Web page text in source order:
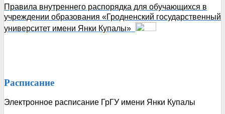
Правила внутреннего распорядка для обучающихся в
учреждении образования «Гродненский государственный
университет имени Янки Купалы»
Расписание
Электронное расписание ГрГУ имени Янки Купалы